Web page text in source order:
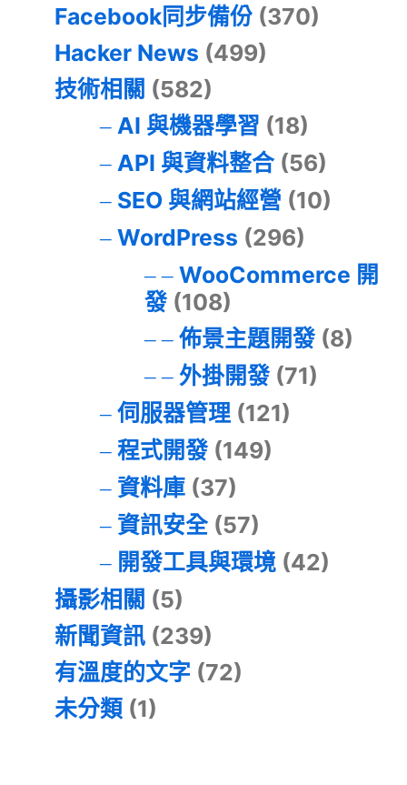
Facebook同步備份 (370)
Hacker News (499)
技術相關 (582)
AI 與機器學習 (18)
API 與資料整合(56)
SEO 與網站經營 (10)
WordPress (296)
WooCommerce 開
發(108)
佈景主題開發(8)
外掛開發(71)
伺服器管理(121)
程式開發(149)
資料庫(37)
資訊安全(57)
開發工具與環境(42)
攝影相關 (5)
新聞資訊 (239)
有溫度的文字 (72)
未分類 (1)